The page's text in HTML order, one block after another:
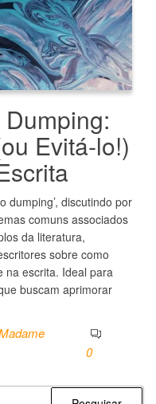
Evitá-lo!)
dumping’, discutindo por
comuns associados
da literatura,
sobre como
na escrita. Ideal para
buscam aprimorar
0